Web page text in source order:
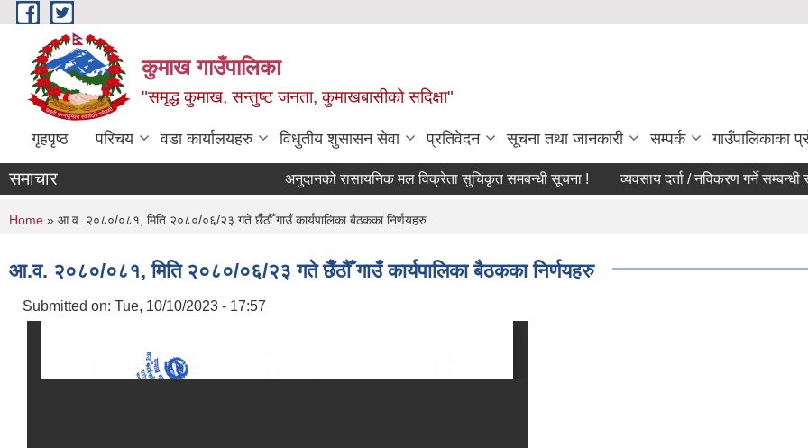
Skip to main content
कुमाख गाउँपालिका
"समृद्ध कुमाख, सन्तुष्ट जनता, कुमाखबासीको सदिक्षा"
गृहपृष्ठ परिचय वडा कार्यालयहरु विधुतीय शुसासन सेवा प्रतिवेदन सूचना तथा जानकारी सम्पर्क गाउँपालिकाका
समाचार अनुदानको रासायनिक मल विक्रेता सुचिकृत समबन्धी सूचना ! व्यवसाय दर्ता / नविकरण गर्ने सम्बन्धी
You are here
Home » आ.व. २०८०/०८१, मिति २०८०/०६/२३ गते छैँठौँ गाउँ कार्यपालिका बैठकका निर्णयहरु
आ.व. २०८०/०८१, मिति २०८०/०६/२३ गते छैँठौँ गाउँ कार्यपालिका बैठकका निर्णयहरु
Submitted on: Tue, 10/10/2023 - 17:57